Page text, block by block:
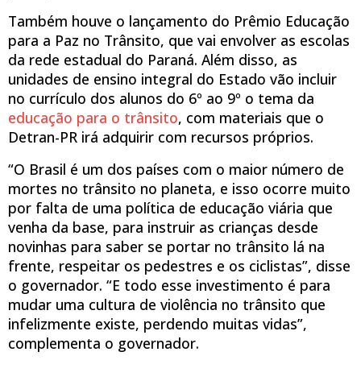
Também houve o lançamento do Prêmio Educação
para a Paz no Trânsito, que vai envolver as escolas
da rede estadual do Paraná. Além disso, as
unidades de ensino integral do Estado vão incluir
no currículo dos alunos do 6º ao 9º o tema da
educação para o trânsito, com materiais que o
Detran-PR irá adquirir com recursos próprios.
“O Brasil é um dos países com o maior número de
mortes no trânsito no planeta, e isso ocorre muito
por falta de uma política de educação viária que
venha da base, para instruir as crianças desde
novinhas para saber se portar no trânsito lá na
frente, respeitar os pedestres e os ciclistas”, disse
o governador. “E todo esse investimento é para
mudar uma cultura de violência no trânsito que
infelizmente existe, perdendo muitas vidas”,
complementa o governador.